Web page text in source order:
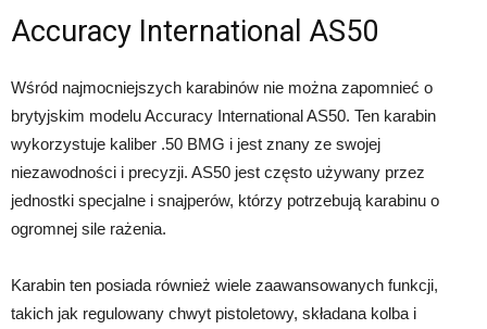
Accuracy International AS50
Wśród najmocniejszych karabinów nie można zapomnieć o
brytyjskim modelu Accuracy International AS50. Ten karabin
wykorzystuje kaliber .50 BMG i jest znany ze swojej
niezawodności i precyzji. AS50 jest często używany przez
jednostki specjalne i snajperów, którzy potrzebują karabinu o
ogromnej sile rażenia.
Karabin ten posiada również wiele zaawansowanych funkcji,
takich jak regulowany chwyt pistoletowy, składana kolba i